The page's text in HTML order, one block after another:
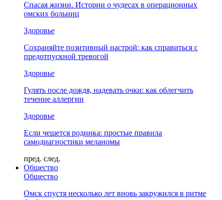
Спасая жизни. Истории о чудесах в операционных
омских больниц
Здоровье
Сохраняйте позитивный настрой: как справиться с
предотпускной тревогой
Здоровье
Гулять после дождя, надевать очки: как облегчить
течение аллергии
Здоровье
Если чешется родинка: простые правила
самодиагностики меланомы
пред. след.
Общество
Общество
Омск спустя несколько лет вновь закружился в ритме